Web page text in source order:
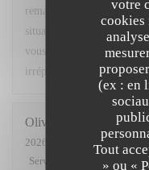
votre
cookies
(ex : en
Tout
» ou «
remarques ont été
situation ne se reproduise
vous accueillir très
irréprochable. Bien
Olivier
2026-07-28
- 20:00 -
Service
Ambiance 5